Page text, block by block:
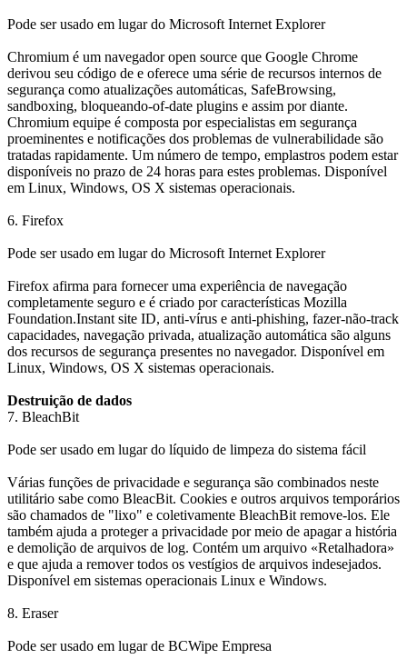
Pode ser usado em lugar do Microsoft Internet Explorer
Chromium é um navegador open source que Google Chrome
derivou seu código de e oferece uma série de recursos internos de
segurança como atualizações automáticas, SafeBrowsing,
sandboxing, bloqueando-of-date plugins e assim por diante.
Chromium equipe é composta por especialistas em segurança
proeminentes e notificações dos problemas de vulnerabilidade são
tratadas rapidamente. Um número de tempo, emplastros podem estar
disponíveis no prazo de 24 horas para estes problemas. Disponível
em Linux, Windows, OS X sistemas operacionais.
6. Firefox
Pode ser usado em lugar do Microsoft Internet Explorer
Firefox afirma para fornecer uma experiência de navegação
completamente seguro e é criado por características Mozilla
Foundation.Instant site ID, anti-vírus e anti-phishing, fazer-não-track
capacidades, navegação privada, atualização automática são alguns
dos recursos de segurança presentes no navegador. Disponível em
Linux, Windows, OS X sistemas operacionais.
Destruição de dados
7. BleachBit
Pode ser usado em lugar do líquido de limpeza do sistema fácil
Várias funções de privacidade e segurança são combinados neste
utilitário sabe como BleacBit. Cookies e outros arquivos temporários
são chamados de "lixo" e coletivamente BleachBit remove-los. Ele
também ajuda a proteger a privacidade por meio de apagar a história
e demolição de arquivos de log. Contém um arquivo «Retalhadora»
e que ajuda a remover todos os vestígios de arquivos indesejados.
Disponível em sistemas operacionais Linux e Windows.
8. Eraser
Pode ser usado em lugar de BCWipe Empresa